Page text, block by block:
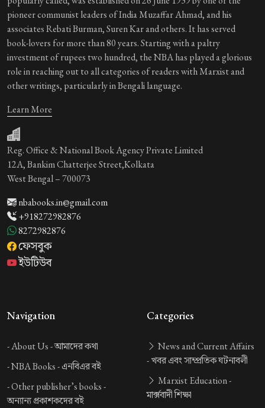
pioneer communist leaders of India Muzaffar Ahmad, and his
associates Rebati Burman, Suren Kar and others. It has served
book-lovers for more than 80 years. Starting with a paltry
investment of rupees two hundred, the NBA has played a glorious
role in reaching out to all categories of readers with Marxist and
other writings, particularly in Bengali language.
Learn More
Reg. Office & National Book Agency Private Limited
12A, Bankim Chatterjee Street,Kolkata
West Bengal – 700073
nbabooks.in@gmail.com
+918272982876
8272982876
ফেসবুক
ইউটিউব
Navigation
-About Us -আমাদের কথা
-NBA Books -এনবিএর বই
-Other publisher’s books -
অন্যান্য প্রকাশকদের বই
Categories
News and Current Affairs
-খবর এবং সাম্প্রতিক ঘটনাবলী
Marxist Education -
মার্ক্সবাদী শিক্ষা